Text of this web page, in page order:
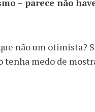
– parece não
não um otimista?
tenha medo de